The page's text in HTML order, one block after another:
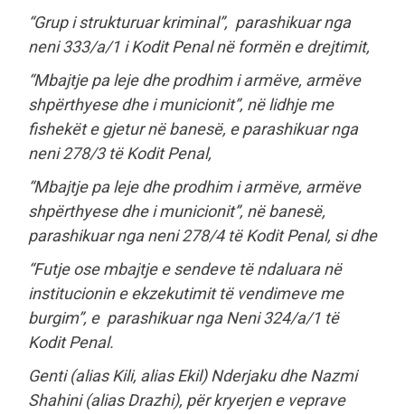
“Grup i strukturuar kriminal”, parashikuar nga
neni 333/a/1 i Kodit Penal në formën e drejtimit,
“Mbajtje pa leje dhe prodhim i armëve, armëve
shpërthyese dhe i municionit”, në lidhje me
fishekët e gjetur në banesë, e parashikuar nga
neni 278/3 të Kodit Penal,
“Mbajtje pa leje dhe prodhim i armëve, armëve
shpërthyese dhe i municionit”, në banesë,
parashikuar nga neni 278/4 të Kodit Penal, si dhe
“Futje ose mbajtje e sendeve të ndaluara në
institucionin e ekzekutimit të vendimeve me
burgim”, e parashikuar nga Neni 324/a/1 të
Kodit Penal.
Genti (alias Kili, alias Ekil) Nderjaku dhe Nazmi
Shahini (alias Drazhi), për kryerjen e veprave